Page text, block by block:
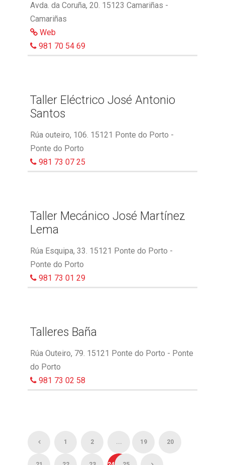
Avda. da Coruña, 20. 15123 Camariñas -
Camariñas
Web
981 70 54 69
Taller Eléctrico José Antonio
Santos
Rúa outeiro, 106. 15121 Ponte do Porto -
Ponte do Porto
981 73 07 25
Taller Mecánico José Martínez
Lema
Rúa Esquipa, 33. 15121 Ponte do Porto -
Ponte do Porto
981 73 01 29
Talleres Baña
Rúa Outeiro, 79. 15121 Ponte do Porto - Ponte
do Porto
981 73 02 58
1 2 ... 19 20